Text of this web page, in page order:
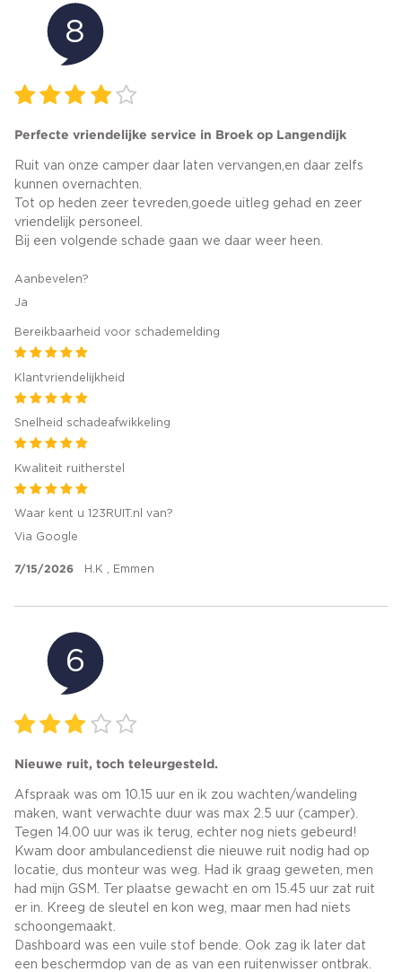
8
Perfecte vriendelijke service in Broek op Langendijk
Ruit van onze camper daar laten vervangen,en daar zelfs
kunnen overnachten.
Tot op heden zeer tevreden,goede uitleg gehad en zeer
vriendelijk personeel.
Bij een volgende schade gaan we daar weer heen.
Aanbevelen?
Ja
Bereikbaarheid voor schademelding
Klantvriendelijkheid
Snelheid schadeafwikkeling
Kwaliteit ruitherstel
Waar kent u 123RUIT.nl van?
Via Google
7/15/2026 H.K , Emmen
6
Nieuwe ruit, toch teleurgesteld.
Afspraak was om 10.15 uur en ik zou wachten/wandeling
maken, want verwachte duur was max 2.5 uur (camper).
Tegen 14.00 uur was ik terug, echter nog niets gebeurd!
Kwam door ambulancedienst die nieuwe ruit nodig had op
locatie, dus monteur was weg. Had ik graag geweten, men
had mijn GSM. Ter plaatse gewacht en om 15.45 uur zat ruit
er in. Kreeg de sleutel en kon weg, maar men had niets
schoongemaakt.
Dashboard was een vuile stof bende. Ook zag ik later dat
een beschermdop van de as van een ruitenwisser ontbrak.